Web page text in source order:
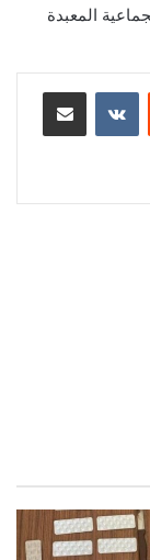
المعبدة
مشاركة عبر البريد